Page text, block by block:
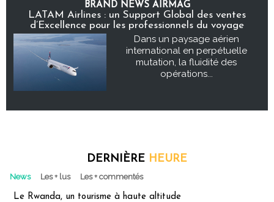
BRAND NEWS AIRMAG
LATAM Airlines : un Support Global des ventes
d’Excellence pour les professionnels du voyage
Dans un paysage aérien
international en perpétuelle
mutation, la fluidité des
opérations...
DERNIÈRE HEURE
News Les + lus Les + commentés
Le Rwanda, un tourisme à haute altitude